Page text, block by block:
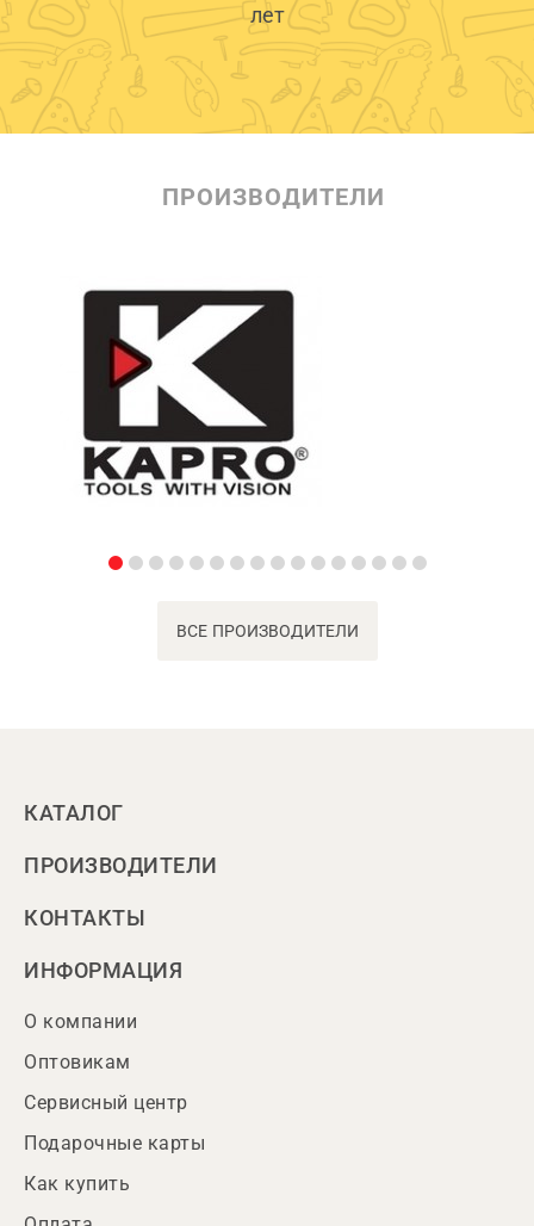
лет
ПРОИЗВОДИТЕЛИ
ВСЕ ПРОИЗВОДИТЕЛИ
КАТАЛОГ
ПРОИЗВОДИТЕЛИ
КОНТАКТЫ
ИНФОРМАЦИЯ
О компании
Оптовикам
Сервисный центр
Подарочные карты
Как купить